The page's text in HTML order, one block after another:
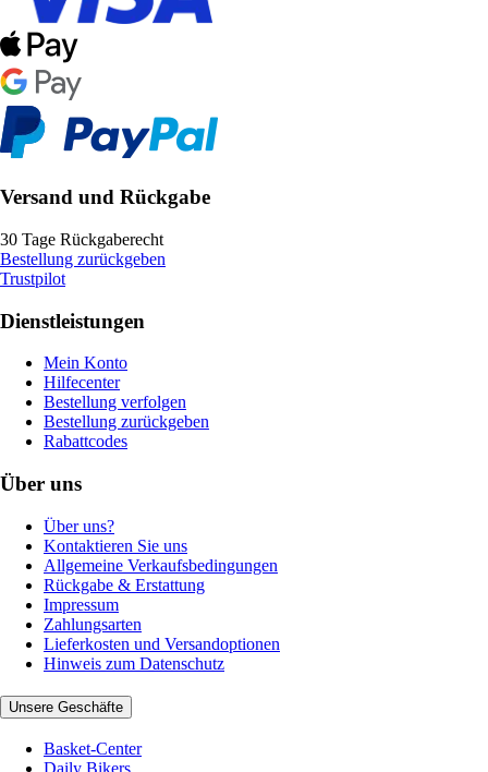
Versand und Rückgabe
30 Tage Rückgaberecht
Bestellung zurückgeben
Trustpilot
Dienstleistungen
Mein Konto
Hilfecenter
Bestellung verfolgen
Bestellung zurückgeben
Rabattcodes
Über uns
Über uns?
Kontaktieren Sie uns
Allgemeine Verkaufsbedingungen
Rückgabe & Erstattung
Impressum
Zahlungsarten
Lieferkosten und Versandoptionen
Hinweis zum Datenschutz
Unsere Geschäfte
Basket-Center